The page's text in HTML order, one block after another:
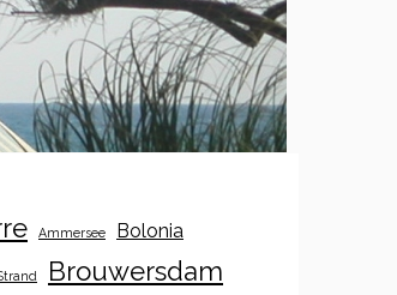
Ammersee Bolonia
Brouwersdam